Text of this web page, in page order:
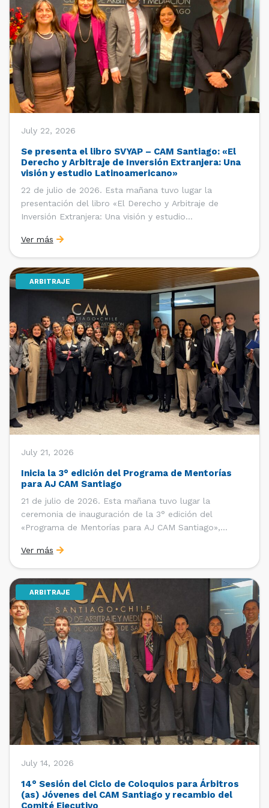
July 22, 2026
Se presenta el libro SVYAP – CAM Santiago: «El
Derecho y Arbitraje de Inversión Extranjera: Una
visión y estudio Latinoamericano»
22 de julio de 2026. Esta mañana tuvo lugar la
presentación del libro «El Derecho y Arbitraje de
Inversión Extranjera: Una visión y estudio
«Santiago Very Young Arbitration Practitioners»
(SVYAP), iniciativa que reúne a jóvenes profesionales
interesados en el arbitraje doméstico e internacional,
[…]
Ver más
ARBITRAJE
July 21, 2026
Inicia la 3° edición del Programa de Mentorías
para AJ CAM Santiago
21 de julio de 2026. Esta mañana tuvo lugar la
ceremonia de inauguración de la 3° edición del
«Programa de Mentorías para AJ CAM Santiago»,
Internacionales con el apoyo de la Dirección Ejecutiva
y la Subdirección Ejecutiva y de Asuntos
Internacionales, tras […]
Ver más
ARBITRAJE
July 14, 2026
14° Sesión del Ciclo de Coloquios para Árbitros
(as) Jóvenes del CAM Santiago y recambio del
Comité Ejecutivo